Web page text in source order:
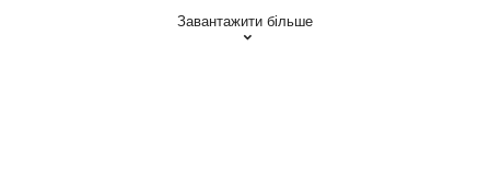
Завантажити більше